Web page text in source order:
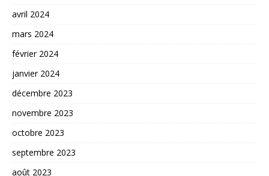
avril 2024
mars 2024
février 2024
janvier 2024
décembre 2023
novembre 2023
octobre 2023
septembre 2023
août 2023